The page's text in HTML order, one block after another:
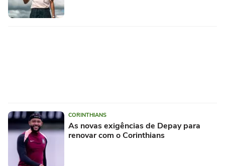
CORINTHIANS
As novas exigências de Depay para
renovar com o Corinthians